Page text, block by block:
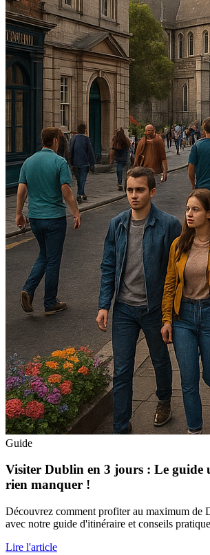
Guide
Visiter Dublin en 3 jours : Le guide
rien manquer !
Découvrez comment profiter au maximum de
avec notre guide d'itinéraire et conseils
Lire l'article